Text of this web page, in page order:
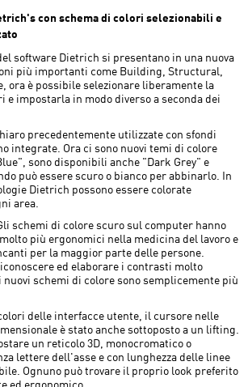
con schema di colori selezionabili e
software Dietrich si presentano in una nuova
più importanti come Building, Structural,
ora è possibile selezionare liberamente la
e impostarla in modo diverso a seconda dei
precedentemente utilizzate con sfondi
integrate. Ora ci sono nuovi temi di colore
sono disponibili anche "Dark Grey" e
può essere scuro o bianco per abbinarlo. In
Dietrich possono essere colorate
area.
schemi di colore scuro sul computer hanno
più ergonomici nella medicina del lavoro e
per la maggior parte delle persone.
ed elaborare i contrasti molto
schemi di colore sono semplicemente più
delle interfacce utente, il cursore nelle
è stato anche sottoposto a un lifting.
un reticolo 3D, monocromatico o
lettere dell'asse e con lunghezza delle linee
Ognuno può trovare il proprio look preferito
ed ergonomico.